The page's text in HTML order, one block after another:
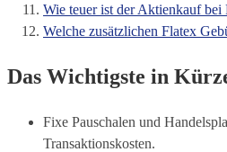
Wie teuer ist der Aktienkauf bei
Welche zusätzlichen Flatex
Das Wichtigste in
Fixe Pauschalen und
Transaktionskosten.